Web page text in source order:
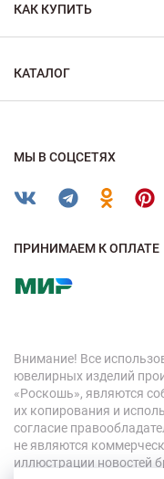
КАК КУПИТЬ
КАТАЛОГ
МЫ В СОЦСЕТЯХ
ПРИНИМАЕМ К ОПЛАТЕ
Внимание! Все
ювелирных изделий
«Роскошь», являются
их копирования и
согласие
не являются
иллюстрации новостей